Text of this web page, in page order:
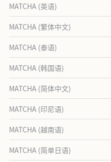
MATCHA (英语)
MATCHA (繁体中文)
MATCHA (泰语)
MATCHA (韩国语)
MATCHA (简体中文)
MATCHA (印尼语)
MATCHA (越南语)
MATCHA (简单日语)